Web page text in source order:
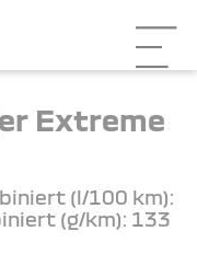
Extreme
(l/100 km):
(g/km): 133